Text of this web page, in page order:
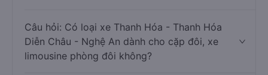
Câu hỏi: Có loại xe Thanh Hóa - Thanh Hóa
Diễn Châu - Nghệ An dành cho cặp đôi, xe
limousine phòng đôi không?